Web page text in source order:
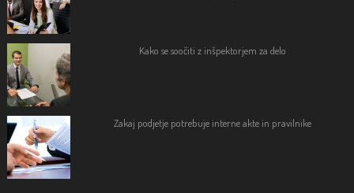
Kako se soočiti z inšpektorjem za delo
Zakaj podjetje potrebuje interne akte in pravilnike